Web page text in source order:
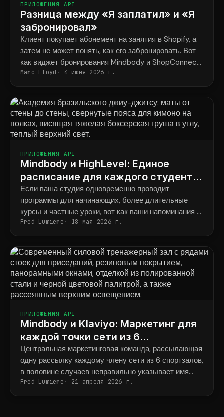
ПРИЛОЖЕНИЯ API
Разница между «Я заплатил» и «Я
забронировал»
Клиент покупает абонемент на занятия в Shopify, а
затем не может понять, как его забронировать. Вот
как виджет бронирования Mindbody и ShopConnect
навсегда решают эту проблему.
Marc Floyd 4 июня 2026 г.
ПРИЛОЖЕНИЯ API
Mindbody и HighLevel: Единое
расписание для каждого студента
во всех программах.
Если ваша студия одновременно проводит
программы для начинающих, более длительные
курсы и частные уроки, вот как ваши напоминания в
итоге будут соответствовать тому, что фактически
забронировал каждый ученик.
Fred Lumiere 18 мая 2026 г.
ПРИЛОЖЕНИЯ API
Mindbody и Klaviyo: Маркетинг для
каждой точки сети из 6
тренажерных залов для силовых
тренировок.
Центральная маркетинговая команда, рассылающая
одну рассылку каждому члену сети из 6 спортзалов,
в половине случаев неправильно указывает имя
тренера и адрес спортзала.
Fred Lumiere 21 апреля 2026 г.